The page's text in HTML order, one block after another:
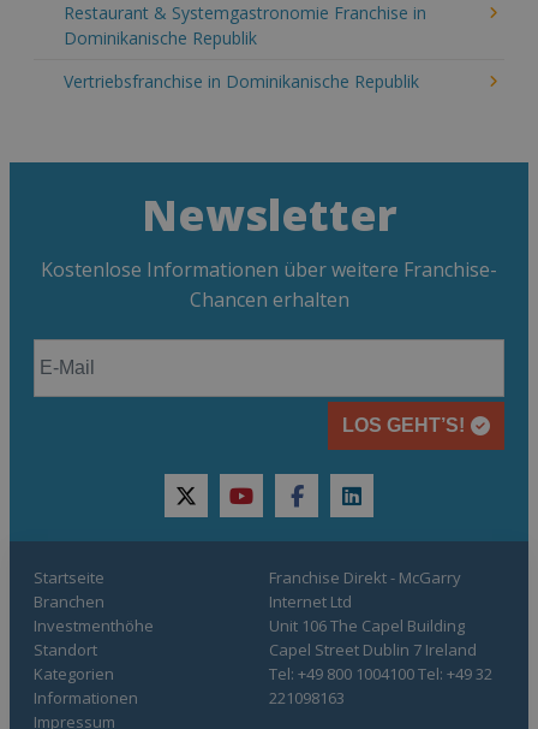
Restaurant & Systemgastronomie Franchise in
Dominikanische Republik
Vertriebsfranchise in Dominikanische Republik
Newsletter
Kostenlose Informationen über weitere Franchise-
Chancen erhalten
LOS GEHT’S!
twitteryoutubefacebooklinkedin
Startseite
Branchen
Investmenthöhe
Standort
Kategorien
Informationen
Impressum
Franchise Direkt - McGarry
Internet Ltd
Unit 106 The Capel Building
Capel Street Dublin 7 Ireland
Tel: +49 800 1004100 Tel: +49 32
221098163